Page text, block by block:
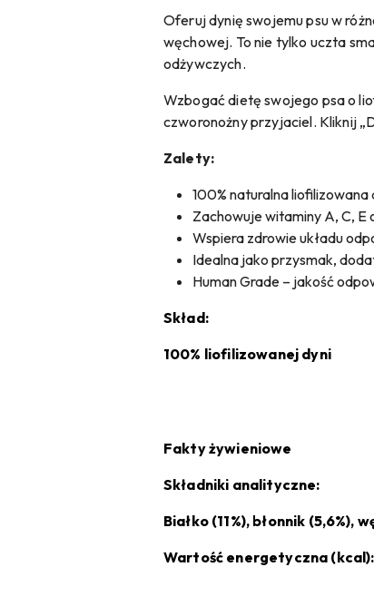
Oferuj dynię swojemu psu w
węchowej. To nie tylko uczta
odżywczych.
Wzbogać dietę swojego psa o
czworonożny przyjaciel. Kliknij
Zalety:
100% naturalna
Zachowuje witaminy A, C, E
Wspiera zdrowie układu
Idealna jako przysmak,
Human Grade – jakość
Skład:
100% liofilizowanej dyni
Fakty żywieniowe
Składniki analityczne:
Białko (11%), błonnik (5,6%),
Wartość energetyczna